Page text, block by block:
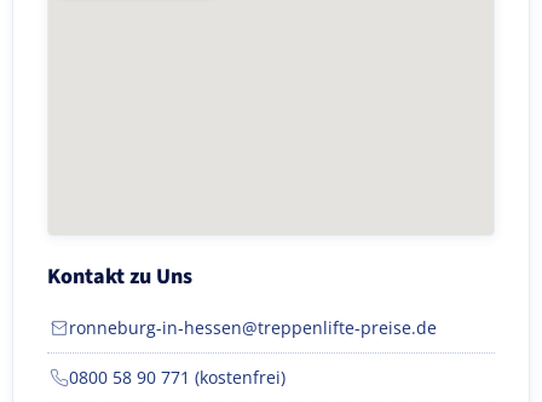
Kontakt zu Uns
ronneburg-in-hessen@treppenlifte-preise.de
0800 58 90 771 (kostenfrei)